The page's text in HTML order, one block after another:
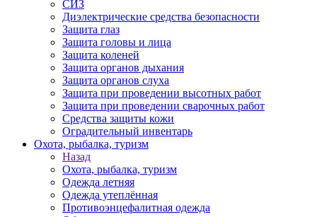
СИЗ
Диэлектрические средства безопасности
Защита глаз
Защита головы и лица
Защита коленей
Защита органов дыхания
Защита органов слуха
Защита при проведении высотных работ
Защита при проведении сварочных работ
Средства защиты кожи
Оградительный инвентарь
Охота, рыбалка, туризм
Назад
Охота, рыбалка, туризм
Одежда летняя
Одежда утеплённая
Противоэнцефалитная одежда